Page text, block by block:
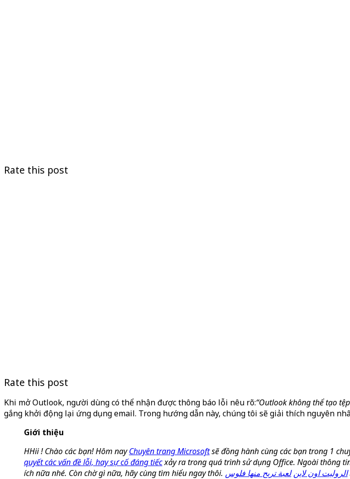
Rate this post
Rate this post
Khi mở Outlook, người dùng có thể nhận được thông báo lỗi nêu rõ:“Outlook không thể tạo
gắng khởi động lại ứng dụng email. Trong hướng dẫn này, chúng tôi sẽ giải thích nguyên
Giới thiệu
HHii ! Chào các bạn! Hôm nayChuyên trang Microsoftsẽ đồng hành cùng các bạn trong 1
quyết các vấn đề lỗi, hay sự cố đáng tiếcxảy ra trong quá trình sử dụng Office. Ngoài thông
ích nữa nhé. Còn chờ gì nữa, hãy cùng tìm hiểu ngay thôi.
الروليت اون لاين لعبة تربح منها فلوس